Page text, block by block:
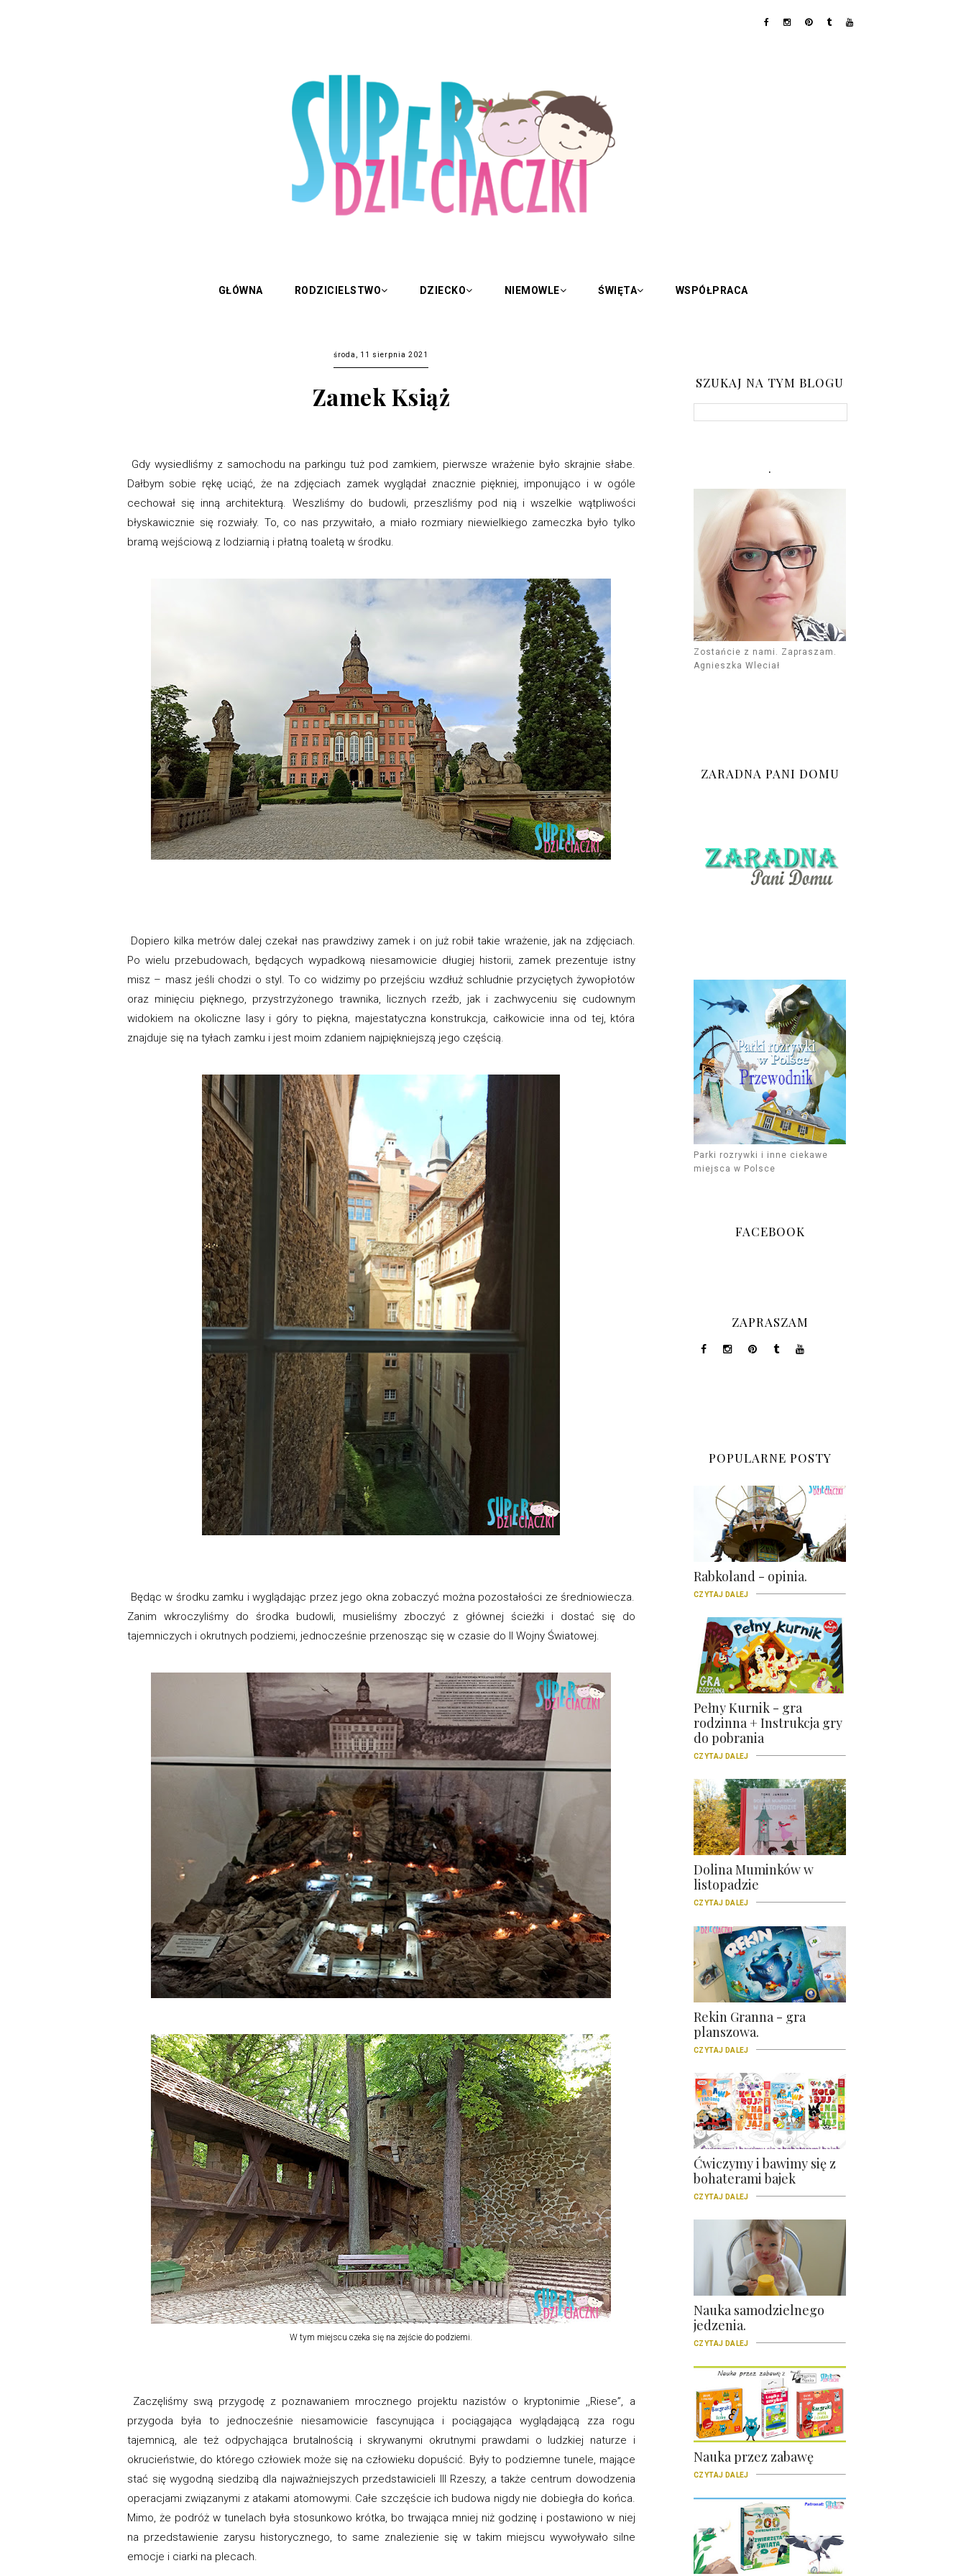
GŁÓWNA RODZICIELSTWO DZIECKO NIEMOWLE ŚWIĘTA WSPÓŁPRACA
środa, 11 sierpnia 2021
Zamek Książ
Gdy wysiedliśmy z samochodu na parkingu tuż pod zamkiem, pierwsze wrażenie było skrajnie słabe.
Dałbym sobie rękę uciąć, że na zdjęciach zamek wyglądał znacznie piękniej, imponująco i w ogóle
cechował się inną architekturą. Weszliśmy do budowli, przeszliśmy pod nią i wszelkie wątpliwości
błyskawicznie się rozwiały. To, co nas przywitało, a miało rozmiary niewielkiego zameczka było tylko
bramą wejściową z lodziarnią i płatną toaletą w środku.
Dopiero kilka metrów dalej czekał nas prawdziwy zamek i on już robił takie wrażenie, jak na zdjęciach.
Po wielu przebudowach, będących wypadkową niesamowicie długiej historii, zamek prezentuje istny
misz – masz jeśli chodzi o styl. To co widzimy po przejściu wzdłuż schludnie przyciętych żywopłotów
oraz minięciu pięknego, przystrzyżonego trawnika, licznych rzeźb, jak i zachwyceniu się cudownym
widokiem na okoliczne lasy i góry to piękna, majestatyczna konstrukcja, całkowicie inna od tej, która
znajduje się na tyłach zamku i jest moim zdaniem najpiękniejszą jego częścią.
Będąc w środku zamku i wyglądając przez jego okna zobaczyć można pozostałości ze średniowiecza.
Zanim wkroczyliśmy do środka budowli, musieliśmy zboczyć z głównej ścieżki i dostać się do
tajemniczych i okrutnych podziemi, jednocześnie przenosząc się w czasie do II Wojny Światowej.
W tym miejscu czeka się na zejście do podziemi.
Zaczęliśmy swą przygodę z poznawaniem mrocznego projektu nazistów o kryptonimie ,,Riese”, a
przygoda była to jednocześnie niesamowicie fascynująca i pociągająca wyglądającą zza rogu
tajemnicą, ale też odpychająca brutalnością i skrywanymi okrutnymi prawdami o ludzkiej naturze i
okrucieństwie, do którego człowiek może się na człowieku dopuścić. Były to podziemne tunele, mające
stać się wygodną siedzibą dla najważniejszych przedstawicieli III Rzeszy, a także centrum dowodzenia
operacjami związanymi z atakami atomowymi. Całe szczęście ich budowa nigdy nie dobiegła do końca.
Mimo, że podróż w tunelach była stosunkowo krótka, bo trwająca mniej niż godzinę i postawiono w niej
na przedstawienie zarysu historycznego, to same znalezienie się w takim miejscu wywoływało silne
emocje i ciarki na plecach.
SZUKAJ NA TYM BLOGU
.
Zostańcie z nami. Zapraszam.
Agnieszka Wleciał
ZARADNA PANI DOMU
Parki rozrywki i inne ciekawe
miejsca w Polsce
FACEBOOK
ZAPRASZAM
POPULARNE POSTY
Rabkoland - opinia.
CZYTAJ DALEJ
Pełny Kurnik - gra
rodzinna + Instrukcja gry
do pobrania
CZYTAJ DALEJ
Dolina Muminków w
listopadzie
CZYTAJ DALEJ
Rekin Granna - gra
planszowa.
CZYTAJ DALEJ
Ćwiczymy i bawimy się z
bohaterami bajek
CZYTAJ DALEJ
Nauka samodzielnego
jedzenia.
CZYTAJ DALEJ
Nauka przez zabawę
CZYTAJ DALEJ